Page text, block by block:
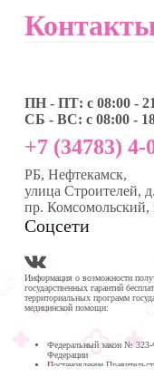
ПН - ПТ: с 08:00 -
СБ - ВС: с 08:00 -
+7 (34783) 4-
РБ, Нефтекамск,
улица Строителей,
пр. Комсомольский,
Соцсети
Информация о возможности
государственных гарантий
территориальных программ
медицинской помощи:
Федеральный закон № 323-
Федерации
Постановление